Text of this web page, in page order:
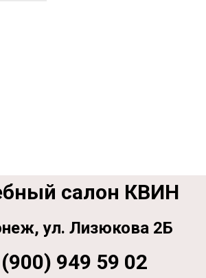
салон КВИН
ул. Лизюкова 2Б
949 59 02